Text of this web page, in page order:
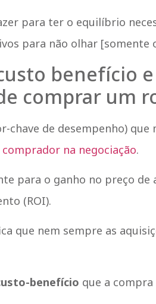
para ter o equilíbrio
para não olhar [somente
benefício e
comprar um
chave de desempenho) que
na negociação.
para o ganho no preço de
(ROI).
que nem sempre as
benefício que a